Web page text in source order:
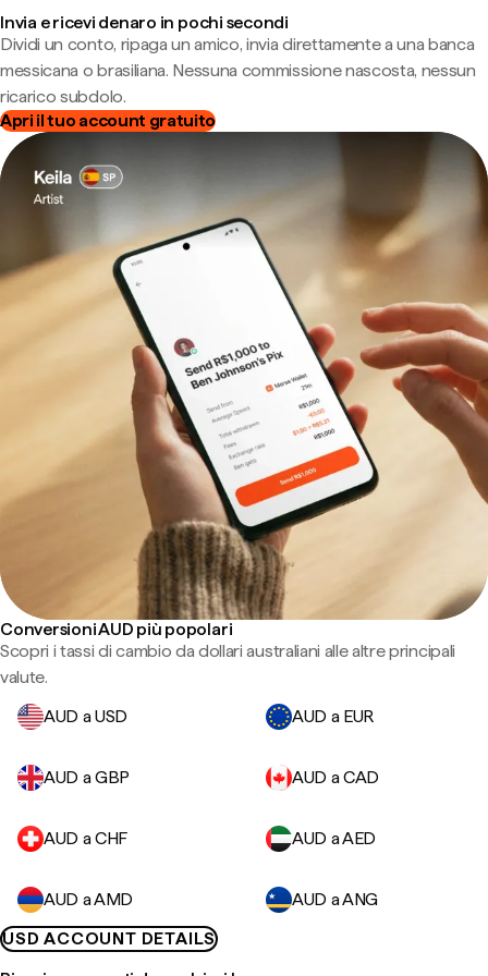
Invia e ricevi denaro in pochi secondi
Dividi un conto, ripaga un amico, invia direttamente a una banca
messicana o brasiliana. Nessuna commissione nascosta, nessun
ricarico subdolo.
Apri il tuo account gratuito
Conversioni AUD più popolari
Scopri i tassi di cambio da dollari australiani alle altre principali
valute.
AUD a USD
AUD a EUR
AUD a GBP AUD a CAD
AUD a CHF AUD a AED
AUD a AMD
AUD a ANG
USD ACCOUNT DETAILS